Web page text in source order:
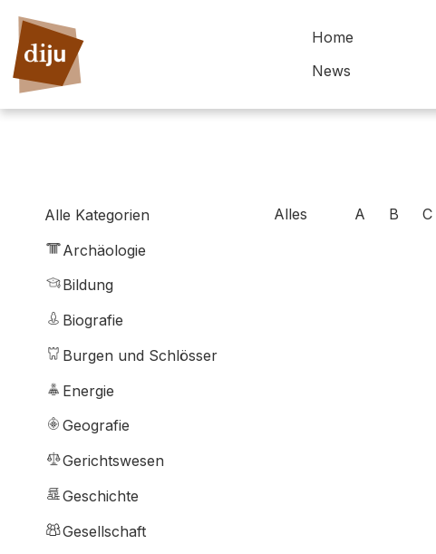
Home
News
Alle Kategorien
Archäologie
Bildung
Biografie
Burgen und Schlösser
Energie
Geografie
Gerichtswesen
Geschichte
Gesellschaft
Alles A B C